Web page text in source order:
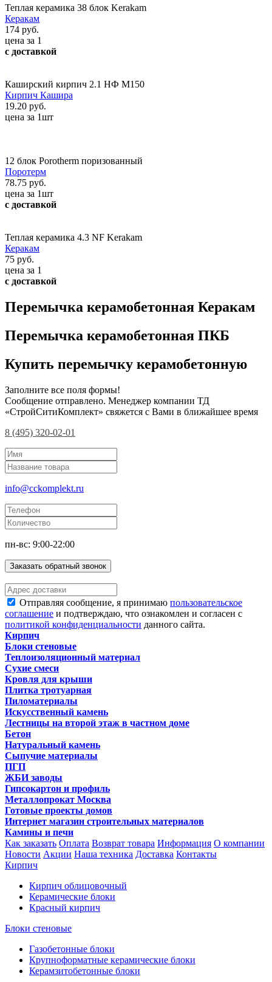
Теплая керамика 38 блок Kerakam
Керакам
174 руб.
цена за 1
с доставкой
Каширский кирпич 2.1 НФ М150
Кирпич Кашира
19.20 руб.
цена за 1шт
12 блок Porotherm поризованный
Поротерм
78.75 руб.
цена за 1шт
с доставкой
Теплая керамика 4.3 NF Kerakam
Керакам
75 руб.
цена за 1
с доставкой
Перемычка керамобетонная Керакам
Перемычка керамобетонная ПКБ
Купить перемычку керамобетонную
Заполните все поля формы!
Сообщение отправлено. Менеджер компании ТД
«СтройСитиКомплект» свяжется с Вами в ближайшее время
8 (495) 320-02-01
info@cckomplekt.ru
пн-вс: 9:00-22:00
Заказать обратный звонок
Отправляя сообщение, я принимаю пользовательское
соглашение и подтверждаю, что ознакомлен и согласен с
политикой конфиденциальности данного сайта.
Кирпич
Блоки стеновые
Теплоизоляционный материал
Сухие смеси
Кровля для крыши
Плитка тротуарная
Пиломатериалы
Искусственный камень
Лестницы на второй этаж в частном доме
Бетон
Натуральный камень
Сыпучие материалы
ПГП
ЖБИ заводы
Гипсокартон и профиль
Металлопрокат Москва
Готовые проекты домов
Интернет магазин строительных материалов
Камины и печи
Как заказать Оплата Возврат товара Информация О компании
Новости Акции Наша техника Доставка Контакты
Кирпич
Кирпич облицовочный
Керамические блоки
Красный кирпич
Блоки стеновые
Газобетонные блоки
Крупноформатные керамические блоки
Керамзитобетонные блоки